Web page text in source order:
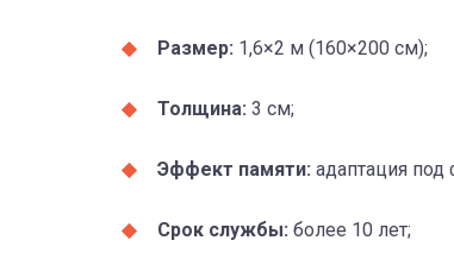
Размер: 1,6×2 м (160×200 см);
Толщина: 3 см;
Эффект памяти: адаптация под
Срок службы: более 10 лет;